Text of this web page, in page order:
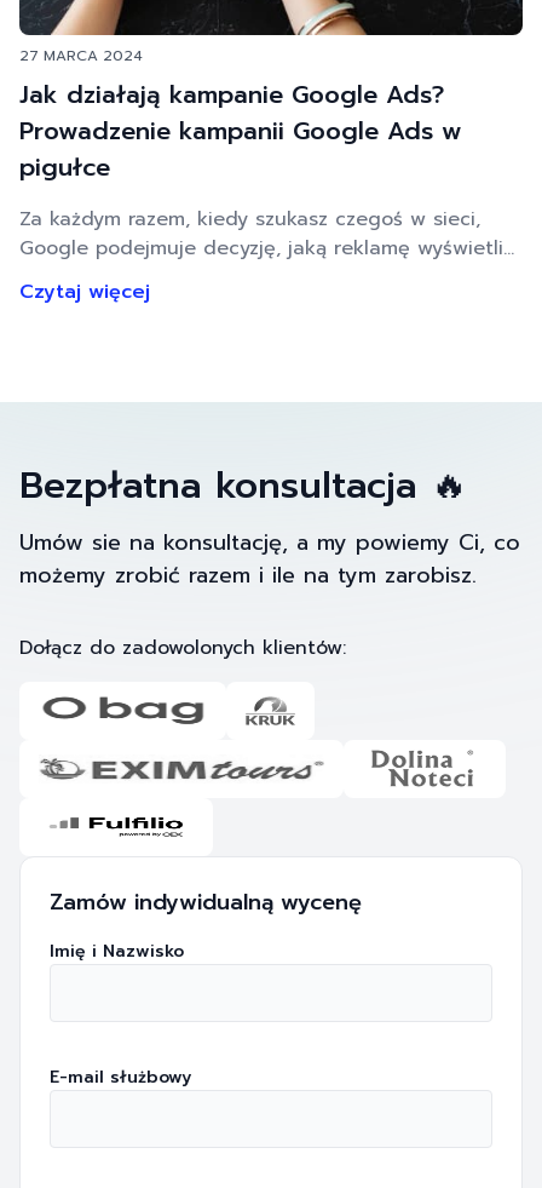
27 MARCA 2024
Jak działają kampanie Google Ads?
Prowadzenie kampanii Google Ads w
pigułce
Za każdym razem, kiedy szukasz czegoś w sieci,
Google podejmuje decyzję, jaką reklamę wyświetlić,
oczekujesz. I tak za każdym razem, kiedy miliony
Czytaj więcej
Bezpłatna konsultacja 🔥
Umów sie na konsultację, a my powiemy Ci, co
możemy zrobić razem i ile na tym zarobisz.
Dołącz do zadowolonych klientów:
Zamów indywidualną wycenę
Imię i Nazwisko
E-mail służbowy